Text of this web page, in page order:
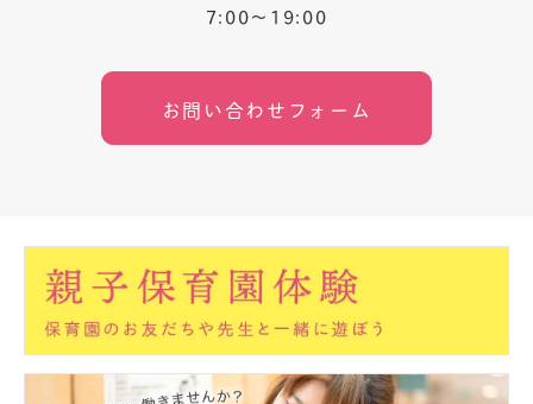
7:00〜19:00
お問い合わせフォーム